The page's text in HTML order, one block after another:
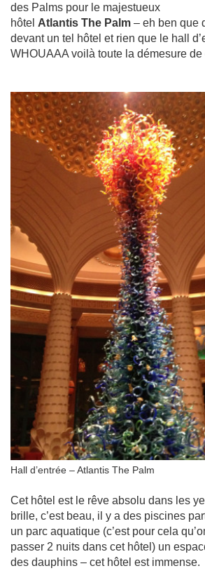
des Palms pour le majestueux
hôtel Atlantis The Palm – eh ben que
devant un tel hôtel et rien que le hall
WHOUAAA voilà toute la démesure de
Hall d’entrée – Atlantis The Palm
Cet hôtel est le rêve absolu dans les
brille, c’est beau, il y a des piscines
un parc aquatique (c’est pour cela
passer 2 nuits dans cet hôtel) un
des dauphins – cet hôtel est immense.